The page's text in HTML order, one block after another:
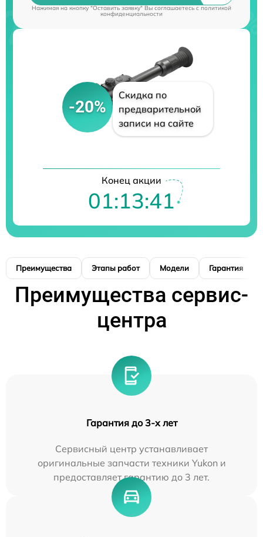
Нажимая на кнопку "Оставить заявку" Вы соглашаетесь cполитикой
конфиденциальности
-20%
Скидка по
предварительной
записи на сайте
Конец акции
01:13:40
Преимущества Этапы работ Модели Гарантия
Преимущества сервис-
центра
Гарантия до 3-х лет
Сервисный центр устанавливает
оригинальные запчасти техники Yukon и
предоставляет гарантию до 3 лет.